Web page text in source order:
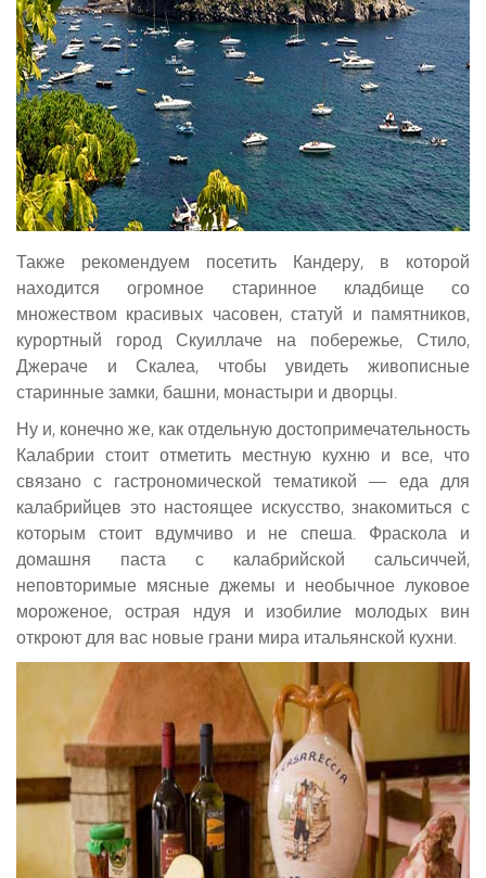
Также рекомендуем посетить Кандеру, в которой
находится огромное старинное кладбище со
множеством красивых часовен, статуй и памятников,
курортный город Скуиллаче на побережье, Стило,
Джераче и Скалеа, чтобы увидеть живописные
старинные замки, башни, монастыри и дворцы.
Ну и, конечно же, как отдельную достопримечательность
Калабрии стоит отметить местную кухню и все, что
связано с гастрономической тематикой — еда для
калабрийцев это настоящее искусство, знакомиться с
которым стоит вдумчиво и не спеша. Фраскола и
домашня паста с калабрийской сальсиччей,
неповторимые мясные джемы и необычное луковое
мороженое, острая ндуя и изобилие молодых вин
откроют для вас новые грани мира итальянской кухни.